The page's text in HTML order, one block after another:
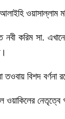
ওয়াসাল্লাম
নবী করিম সা.
তওবায় বিশদ
নেতৃত্বে